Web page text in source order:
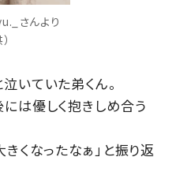
さんより
いていた弟くん。
は優しく抱きしめ合う
くなったなぁ」と振り返